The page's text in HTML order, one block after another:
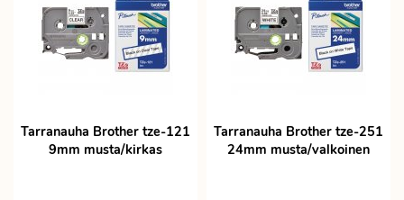
Tarranauha Brother tze-121
9mm musta/kirkas
Tarranauha Brother tze-251
24mm musta/valkoinen